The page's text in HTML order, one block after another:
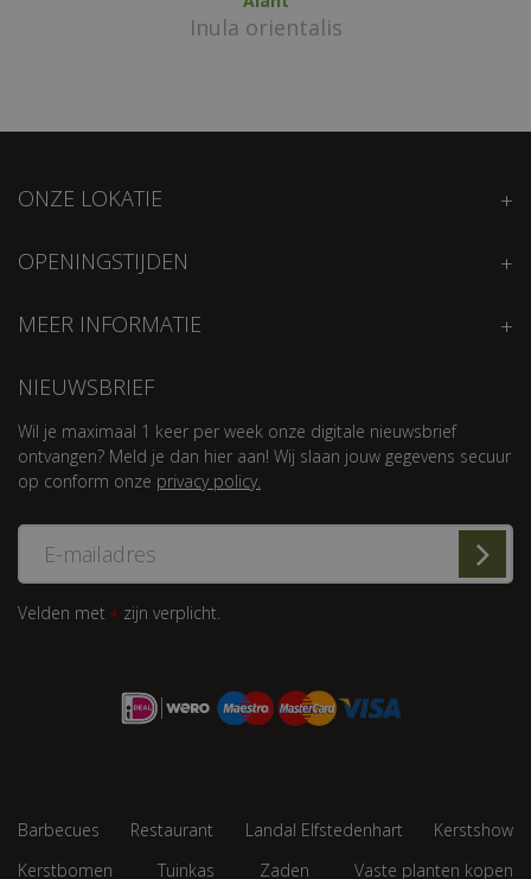
Inula orientalis
ONZE LOKATIE
OPENINGSTIJDEN
MEER INFORMATIE
NIEUWSBRIEF
Wil je maximaal 1 keer per week onze digitale nieuwsbrief
ontvangen? Meld je dan hier aan! Wij slaan jouw gegevens secuur
op conform onze privacy policy.
Velden met * zijn verplicht.
Barbecues Restaurant Landal Elfstedenhart
Kerstshow
Kerstbomen
Tuinkas Zaden Vaste planten kopen